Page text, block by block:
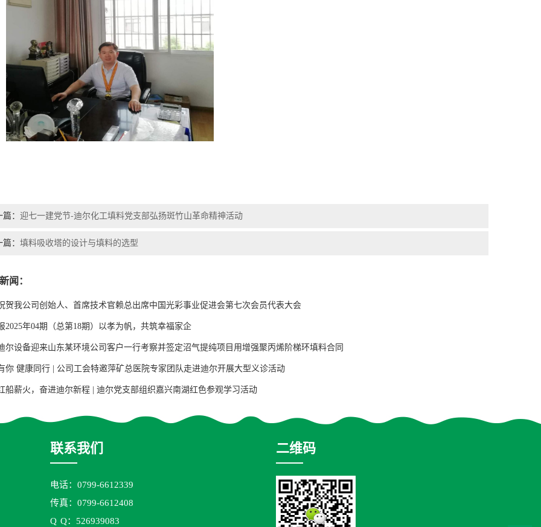
： 迎七一建党节-迪尔化工填料党支部弘扬斑竹山革命精神活动
： 填料吸收塔的设计与填料的选型
闻：
贺我公司创始人、首席技术官赖总出席中国光彩事业促进会第七次会员代表大会
2025年04期（总第18期）以孝为帆，共筑幸福家企
尔设备迎来山东某环境公司客户一行考察并签定沼气提纯项目用增强聚丙烯阶梯环填料合同
你 健康同行 | 公司工会特邀萍矿总医院专家团队走进迪尔开展大型义诊活动
船薪火，奋进迪尔新程 | 迪尔党支部组织嘉兴南湖红色参观学习活动
联系我们
电话：0799-6612339
传真：0799-6612408
Q Q：526939083
二维码